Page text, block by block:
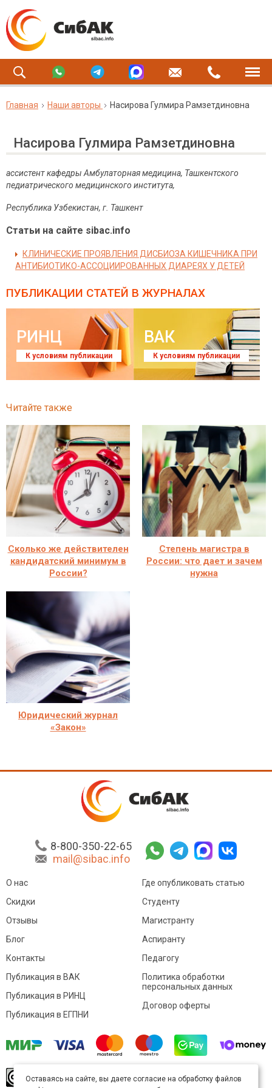
Главная Наши авторы Насирова Гулмира Рамзетдиновна
Насирова Гулмира Рамзетдиновна
ассистент кафедры Амбулаторная медицина, Ташкентского
педиатрического медицинского института,
Республика Узбекистан, г. Ташкент
Статьи на сайте sibac.info
КЛИНИЧЕСКИЕ ПРОЯВЛЕНИЯ ДИСБИОЗА КИШЕЧНИКА ПРИ
АНТИБИОТИКО-АССОЦИИРОВАННЫХ ДИАРЕЯХ У ДЕТЕЙ
ПУБЛИКАЦИИ СТАТЕЙ В ЖУРНАЛАХ
РИНЦ
К условиям публикации
ВАК
К условиям публикации
Читайте также
Сколько же действителен
кандидатский минимум в
России?
Степень магистра в
России: что дает и зачем
нужна
Юридический журнал
«Закон»
8-800-350-22-65
mail@sibac.info
О нас
Скидки
Отзывы
Блог
Контакты
Где опубликовать статью
Студенту
Магистранту
Аспиранту
Педагогу
Публикация в ВАК
Публикация в РИНЦ
Публикация в ЕГПНИ
Политика обработки
персональных данных
Договор оферты
произведение доступно полицензии Creative
Оставаясь на сайте, вы даете согласие на обработку файлов